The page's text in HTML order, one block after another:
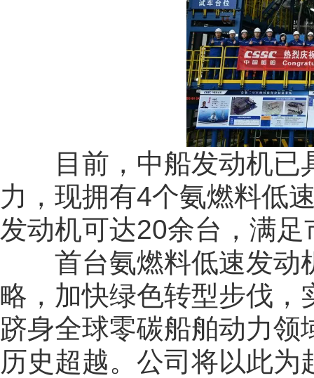
目前，中船发动机已
力，现拥有4个氨燃料低
发动机可达20余台，满
首台氨燃料低速发动机
略，加快绿色转型步伐，
跻身全球零碳船舶动力领
历史超越。公司将以此